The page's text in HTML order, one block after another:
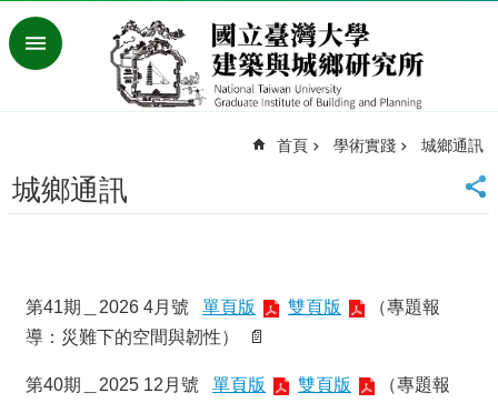
跳到主要內容區塊
進
灣
大
English
最
消
首頁 學術實踐 城鄉通訊
城鄉通訊
第41期＿2026 4月號 單頁版 雙頁版
（專題報
導：災難下的空間與韌性） 📄
第40期＿2025 12月號 單頁版 雙頁版
（專題報